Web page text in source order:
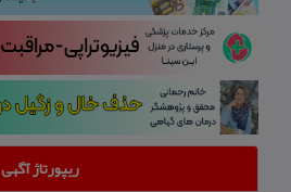
ریپورتاژ آگهی